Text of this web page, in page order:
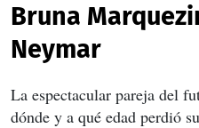
Bruna
Neymar
La espectacular pareja del
dónde y a qué edad perdió